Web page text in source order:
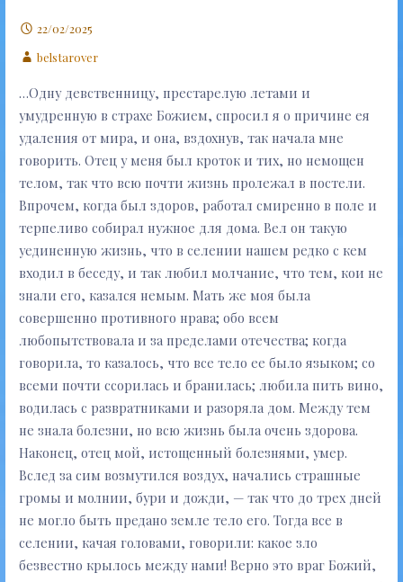
22/02/2025
belstarover
…Одну девственницу, престарелую летами и
умудренную в страхе Божием, спросил я о причине ея
удаления от мира, и она, вздохнув, так начала мне
говорить. Отец у меня был кроток и тих, но немощен
телом, так что всю почти жизнь пролежал в постели.
Впрочем, когда был здоров, работал смиренно в поле и
терпеливо собирал нужное для дома. Вел он такую
уединенную жизнь, что в селении нашем редко с кем
входил в беседу, и так любил молчание, что тем, кои не
знали его, казался немым. Мать же моя была
совершенно противного нрава; обо всем
любопытствовала и за пределами отечества; когда
говорила, то казалось, что все тело ее было языком; со
всеми почти ссорилась и бранилась; любила пить вино,
водилась с развратниками и разоряла дом. Между тем
не знала болезни, но всю жизнь была очень здорова.
Наконец, отец мой, истощенный болезнями, умер.
Вслед за сим возмутился воздух, начались страшные
громы и молнии, бури и дожди, — так что до трех дней
не могло быть предано земле тело его. Тогда все в
селении, качая головами, говорили: какое зло
безвестно крылось между нами! Верно это враг Божий,